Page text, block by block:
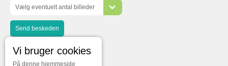
Vælg eventuelt antal billeder
Vi bruger cookies
På denne hjemmeside